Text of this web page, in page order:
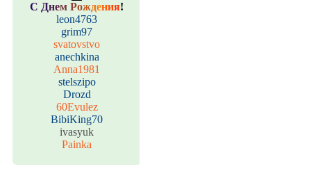
С Днем Рождения!
leon4763
grim97
svatovstvo
anechkina
Anna1981
stelszipo
Drozd
60Evulez
BibiKing70
ivasyuk
Painka